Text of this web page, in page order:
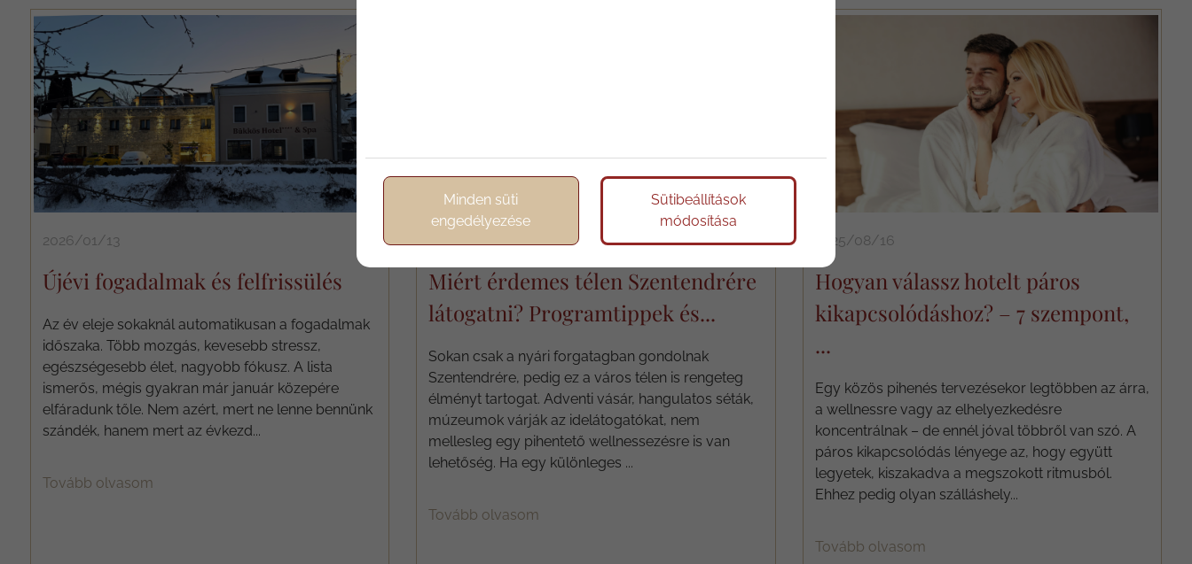
2026/01/13
Újévi fogadalmak és felfrissülés
Az év eleje sokaknál automatikusan a fogadalmak
időszaka. Több mozgás, kevesebb stressz,
egészségesebb élet, nagyobb fókusz. A lista
ismerős, mégis gyakran már január közepére
elfáradunk tőle. Nem azért, mert ne lenne bennünk
szándék, hanem mert az évkezd...
Tovább olvasom
2025/11/21
Miért érdemes télen Szentendrére
látogatni? Programtippek és...
Sokan csak a nyári forgatagban gondolnak
Szentendrére, pedig ez a város télen is rengeteg
élményt tartogat. Adventi vásár, hangulatos séták,
múzeumok várják az idelátogatókat, nem
mellesleg egy pihentető wellnessezésre is van
lehetőség. Ha egy különleges ...
Tovább olvasom
2025/08/16
Hogyan válassz hotelt páros
kikapcsolódáshoz? – 7 szempont,
...
Egy közös pihenés tervezésekor legtöbben az árra,
a wellnessre vagy az elhelyezkedésre
koncentrálnak – de ennél jóval többről van szó. A
páros kikapcsolódás lényege az, hogy együtt
legyetek, kiszakadva a megszokott ritmusból.
Ehhez pedig olyan szálláshely...
Tovább olvasom
Minden süti
engedélyezése
Sütibeállítások
módosítása